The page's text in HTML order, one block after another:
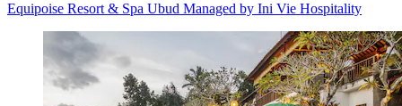
Equipoise Resort & Spa Ubud Managed by Ini Vie Hospitality